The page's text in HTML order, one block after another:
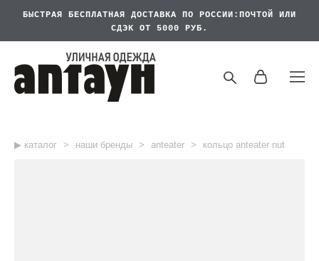
БЫСТРАЯ БЕСПЛАТНАЯ
ДОСТАВКА ПО РОССИИ:ПОЧТОЙ ИЛИ
СДЭК ОТ 5000 РУБ.
▶︎ каталог > наши бренды > anteater > кольцо anteater nut